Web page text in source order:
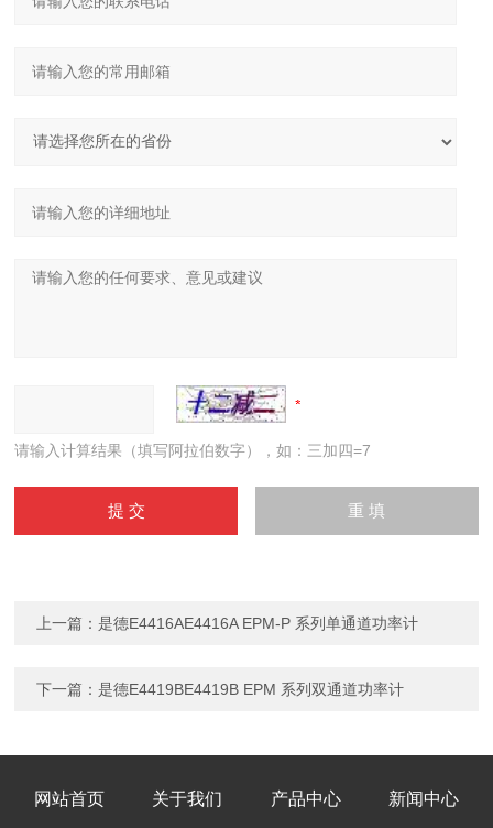
请输入计算结果（填写阿拉伯数字），如：三加四=7
上一篇：是德E4416AE4416A EPM-P 系列单通道功率计
下一篇：是德E4419BE4419B EPM 系列双通道功率计
网站首页 关于我们 产品中心 新闻中心